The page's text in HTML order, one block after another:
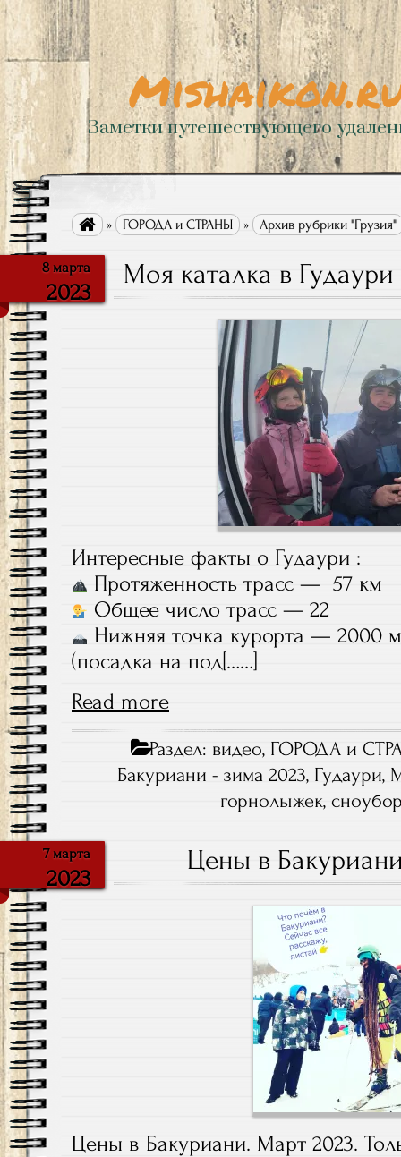
Заметки путешествующего
 » ГОРОДА и СТРАНЫ » Архив рубрики "Грузия"
8 марта
2023
Моя каталка в
Интересные факты о Гудаури :
Протяженность трасс — 57 км
Общее число трасс — 22
Нижняя точка курорта — 2000
(посадка на под[……]
Read more
Раздел: видео, ГОРОДА и
Бакуриани - зима 2023, Гудаури,
горнолыжек,
7 марта
2023
Цены в
Цены в Бакуриани. Март 2023.